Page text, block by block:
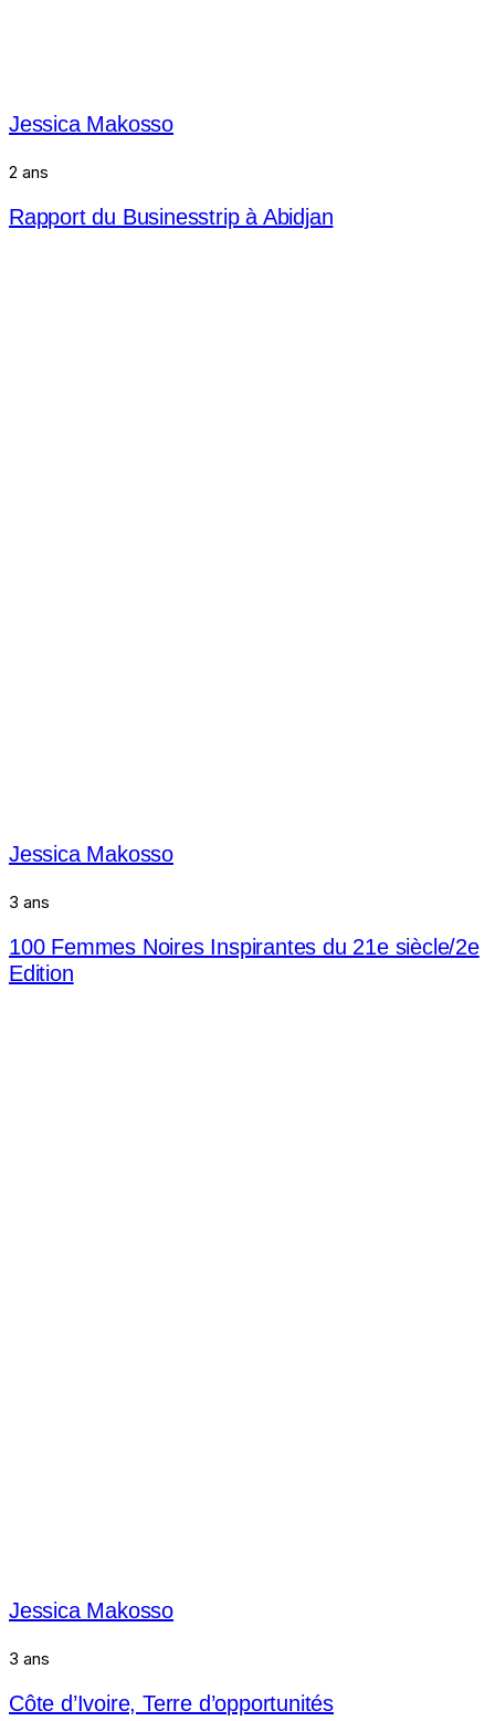
Jessica Makosso
2 ans
Rapport du Businesstrip à Abidjan
Jessica Makosso
3 ans
100 Femmes Noires Inspirantes du 21e siècle/2e
Edition
Jessica Makosso
3 ans
Côte d’Ivoire, Terre d’opportunités